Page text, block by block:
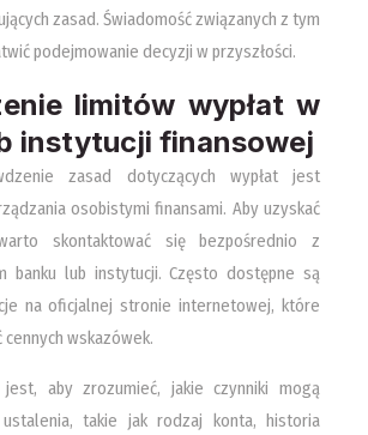
zasad. Świadomość związanych z tym
podejmowanie decyzji w przyszłości.
limitów wypłat w
instytucji finansowej
zasad dotyczących wypłat jest
osobistymi finansami. Aby uzyskać
skontaktować się bezpośrednio z
banku lub instytucji. Często dostępne są
na oficjalnej stronie internetowej, które
wskazówek.
jest, aby zrozumieć, jakie czynniki mogą
takie jak rodzaj konta, historia